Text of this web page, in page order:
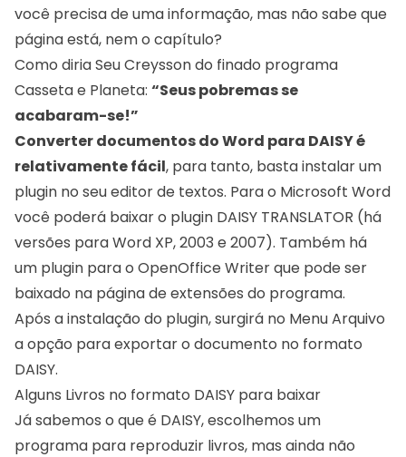
você precisa de uma informação, mas não sabe que
página está, nem o capítulo?
Como diria Seu Creysson do finado programa
Casseta e Planeta: “Seus pobremas se
acabaram-se!”
Converter documentos do Word para DAISY é
relativamente fácil, para tanto, basta instalar um
plugin no seu editor de textos. Para o Microsoft Word
você poderá baixar o plugin DAISY TRANSLATOR (há
versões para Word XP, 2003 e 2007). Também há
um plugin para o OpenOffice Writer que pode ser
baixado na página de extensões do programa.
Após a instalação do plugin, surgirá no Menu Arquivo
a opção para exportar o documento no formato
DAISY.
Alguns Livros no formato DAISY para baixar
Já sabemos o que é DAISY, escolhemos um
programa para reproduzir livros, mas ainda não